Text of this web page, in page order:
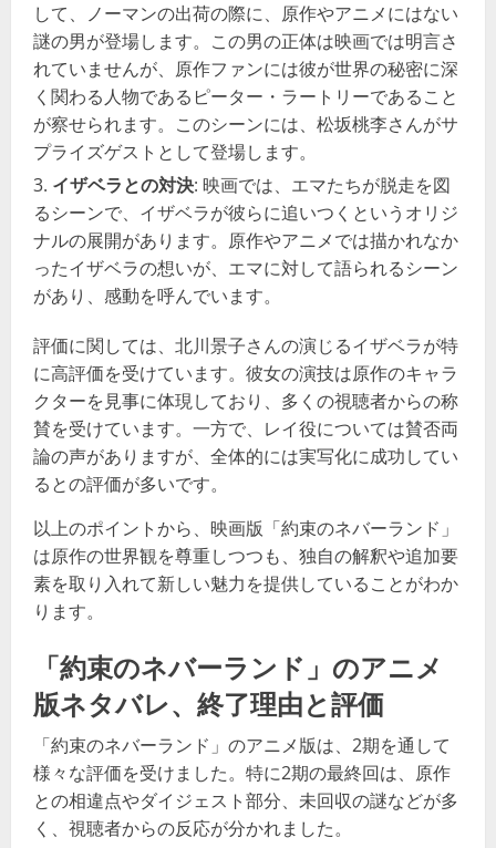
して、ノーマンの出荷の際に、原作やアニメにはない
謎の男が登場します。この男の正体は映画では明言さ
れていませんが、原作ファンには彼が世界の秘密に深
く関わる人物であるピーター・ラートリーであること
が察せられます。このシーンには、松坂桃李さんがサ
プライズゲストとして登場します​​。
イザベラとの対決: 映画では、エマたちが脱走を図
るシーンで、イザベラが彼らに追いつくというオリジ
ナルの展開があります。原作やアニメでは描かれなか
ったイザベラの想いが、エマに対して語られるシーン
があり、感動を呼んでいます​​。
評価に関しては、北川景子さんの演じるイザベラが特
に高評価を受けています。彼女の演技は原作のキャラ
クターを見事に体現しており、多くの視聴者からの称
賛を受けています。一方で、レイ役については賛否両
論の声がありますが、全体的には実写化に成功してい
るとの評価が多いです​​。
以上のポイントから、映画版「約束のネバーランド」
は原作の世界観を尊重しつつも、独自の解釈や追加要
素を取り入れて新しい魅力を提供していることがわか
ります。
「約束のネバーランド」のアニメ
版ネタバレ、終了理由と評価
「約束のネバーランド」のアニメ版は、2期を通して
様々な評価を受けました。特に2期の最終回は、原作
との相違点やダイジェスト部分、未回収の謎などが多
く、視聴者からの反応が分かれました。